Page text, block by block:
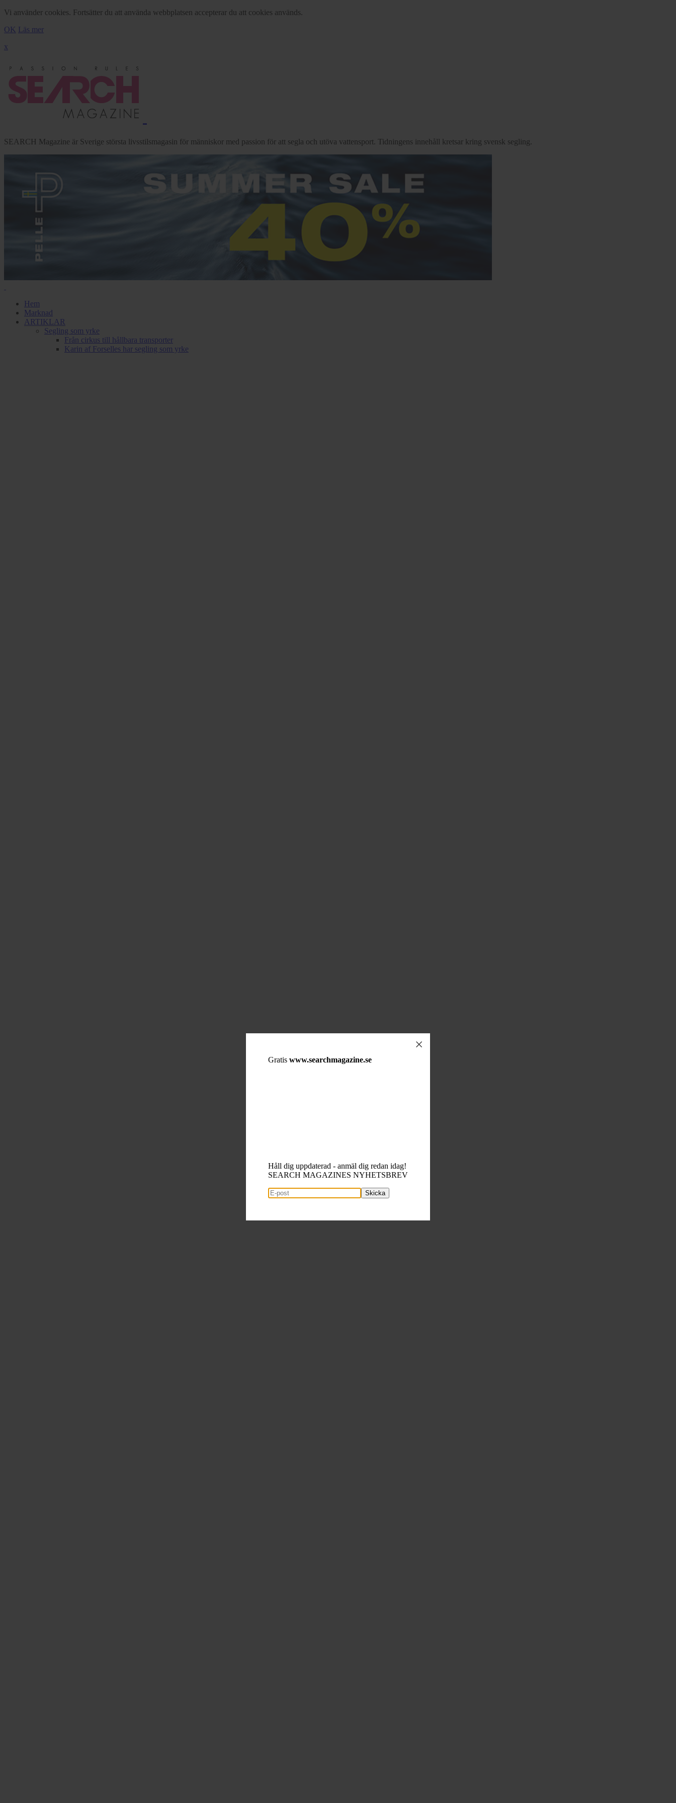
Vi använder cookies. Fortsätter du att använda webbplatsen accepterar du att cookies används.
OK Läs mer
x
SEARCH Magazine är Sverige största livsstilsmagasin för människor med passion för att segla och utöva vattensport. Tidningens innehåll kretsar kring svensk segling.
Hem
Marknad
ARTIKLAR
Segling som yrke
Från cirkus till hållbara transporter
Karin af Forselles har segling som yrke
Gratis www.searchmagazine.se
Håll dig uppdaterad - anmäl dig redan idag!
SEARCH MAGAZINES NYHETSBREV
Skicka